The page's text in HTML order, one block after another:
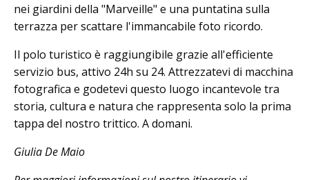
nei giardini della "Marveille" e una puntatina sulla
terrazza per scattare l'immancabile foto ricordo.
Il polo turistico è raggiungibile grazie all'efficiente
servizio bus, attivo 24h su 24. Attrezzatevi di macchina
fotografica e godetevi questo luogo incantevole tra
storia, cultura e natura che rappresenta solo la prima
tappa del nostro trittico. A domani.
Giulia De Maio